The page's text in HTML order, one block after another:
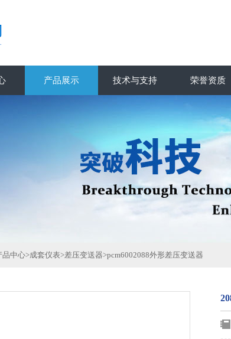
产品展示 技术与支持 荣誉资质
品中心>成套仪表>差压变送器>pcm6002088外形差压变送器